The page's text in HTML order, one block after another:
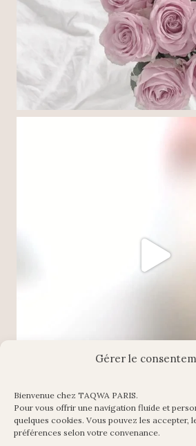
Gérer le
Bienvenue chez TAQWA PARIS.
Pour vous offrir une navigation fluide et
quelques cookies. Vous pouvez les accepter,
préférences selon votre convenance.
Charger plus Suivre